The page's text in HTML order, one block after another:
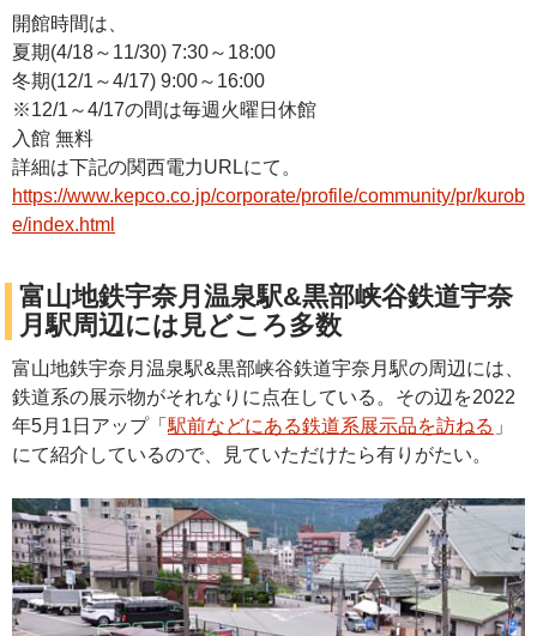
開館時間は、
夏期(4/18～11/30) 7:30～18:00
冬期(12/1～4/17) 9:00～16:00
※12/1～4/17の間は毎週火曜日休館
入館 無料
詳細は下記の関西電力URLにて。
https://www.kepco.co.jp/corporate/profile/community/pr/kurob
e/index.html
富山地鉄宇奈月温泉駅&黒部峡谷鉄道宇奈
月駅周辺には見どころ多数
富山地鉄宇奈月温泉駅&黒部峡谷鉄道宇奈月駅の周辺には、
鉄道系の展示物がそれなりに点在している。その辺を2022
年5月1日アップ「 駅前などにある鉄道系展示品を訪ねる 」
にて紹介しているので、見ていただけたら有りがたい。